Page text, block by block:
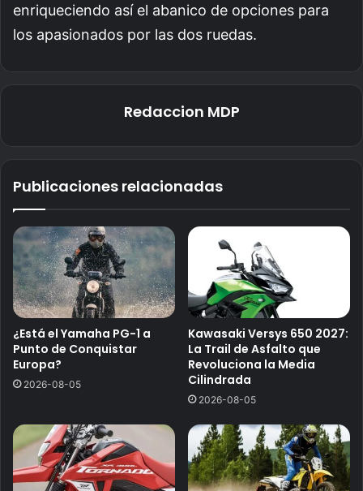
enriqueciendo así el abanico de opciones para
los apasionados por las dos ruedas.
Redaccion MDP
Publicaciones relacionadas
¿Está el Yamaha PG-1 a
Punto de Conquistar
Europa?
2026-08-05
Kawasaki Versys 650 2027:
La Trail de Asfalto que
Revoluciona la Media
Cilindrada
2026-08-05